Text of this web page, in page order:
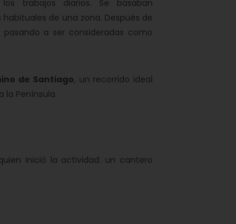
trabajos diarios. Se basaban
de una zona. Después de
a ser consideradas como
de Santiago, un recorrido ideal
la Península.
inició la actividad: un cantero